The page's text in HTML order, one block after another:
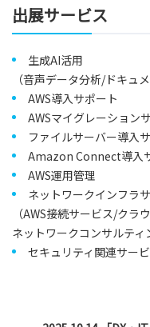
出展サービス
生成AI活用
（音声データ分析/ドキュ
AWS導入サポート
AWSマイグレーション
ファイルサーバー導入
Amazon Connect導入
AWS運用管理
ネットワークインフラ
（AWS接続サービス/ク
ネットワークコンサルティ
セキュリティ関連サー